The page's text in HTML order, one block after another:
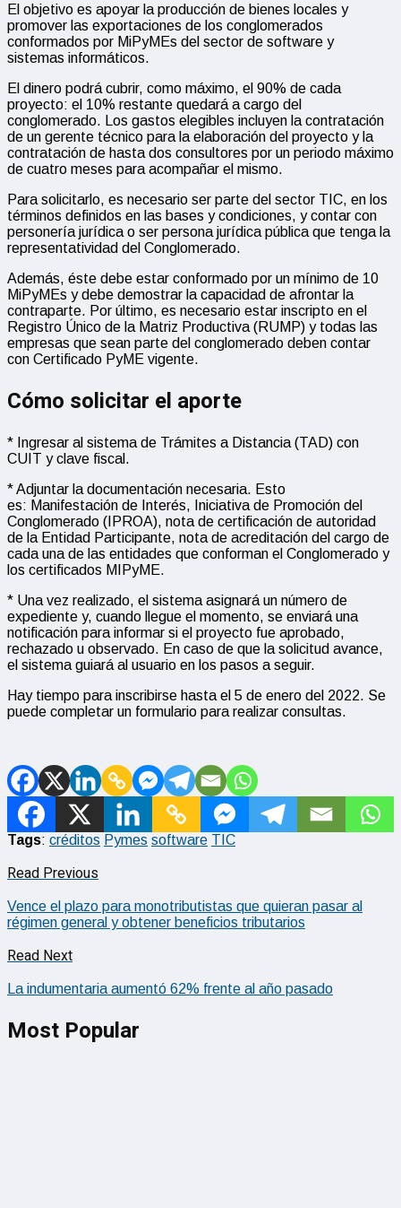
El objetivo es apoyar la producción de bienes locales y
promover las exportaciones de los conglomerados
conformados por MiPyMEs del sector de software y
sistemas informáticos.
El dinero podrá cubrir, como máximo, el 90% de cada
proyecto: el 10% restante quedará a cargo del
conglomerado. Los gastos elegibles incluyen la contratación
de un gerente técnico para la elaboración del proyecto y la
contratación de hasta dos consultores por un periodo máximo
de cuatro meses para acompañar el mismo.
Para solicitarlo, es necesario ser parte del sector TIC, en los
términos definidos en las bases y condiciones, y contar con
personería jurídica o ser persona jurídica pública que tenga la
representatividad del Conglomerado.
Además, éste debe estar conformado por un mínimo de 10
MiPyMEs y debe demostrar la capacidad de afrontar la
contraparte. Por último, es necesario estar inscripto en el
Registro Único de la Matriz Productiva (RUMP) y todas las
empresas que sean parte del conglomerado deben contar
con Certificado PyME vigente.
Cómo solicitar el aporte
* Ingresar al sistema de Trámites a Distancia (TAD) con
CUIT y clave fiscal.
* Adjuntar la documentación necesaria. Esto
es: Manifestación de Interés, Iniciativa de Promoción del
Conglomerado (IPROA), nota de certificación de autoridad
de la Entidad Participante, nota de acreditación del cargo de
cada una de las entidades que conforman el Conglomerado y
los certificados MIPyME.
* Una vez realizado, el sistema asignará un número de
expediente y, cuando llegue el momento, se enviará una
notificación para informar si el proyecto fue aprobado,
rechazado u observado. En caso de que la solicitud avance,
el sistema guiará al usuario en los pasos a seguir.
Hay tiempo para inscribirse hasta el 5 de enero del 2022. Se
puede completar un formulario para realizar consultas.
Tags: créditos Pymes software TIC
Read Previous
Vence el plazo para monotributistas que quieran pasar al
régimen general y obtener beneficios tributarios
Read Next
La indumentaria aumentó 62% frente al año pasado
Most Popular